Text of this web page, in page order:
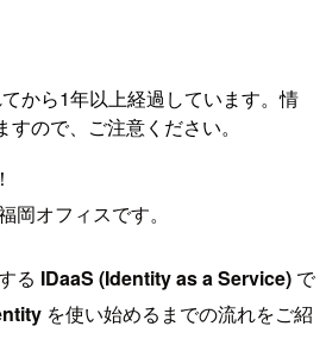
から1年以上経過しています。情
ので、ご注意ください。
岡オフィスです。
る IDaaS (Identity as a Service) で
を使い始めるまでの流れをご紹